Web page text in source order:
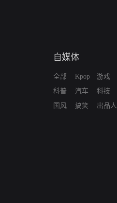
自媒体
全部
科普
国风
Kpop
汽车
搞笑
游戏
科技
出品人